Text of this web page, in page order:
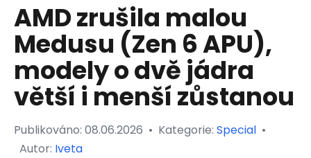
AMD zrušila malou
Medusu (Zen 6 APU),
modely o dvě jádra
větší i menší zůstanou
Publikováno: 08.06.2026 • Kategorie: Special •
Autor: Iveta